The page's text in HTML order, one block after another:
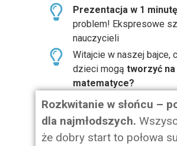
Prezentacja w 1
problem! Ekspresowe
nauczycieli
Witajcie w naszej bajce,
dzieci mogą tworzyć na
matematyce?
Rozkwitanie w słońcu –
dla najmłodszych.
że dobry start to połowa